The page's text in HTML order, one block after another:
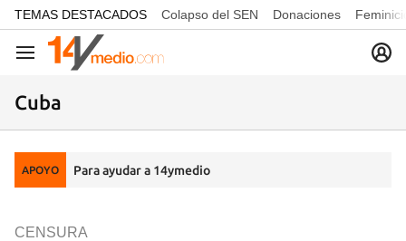
common.go-to-content
TEMAS DESTACADOS Colapso del SEN Donaciones
Navegación
Cuba
APOYO Para ayudar a 14ymedio
CENSURA